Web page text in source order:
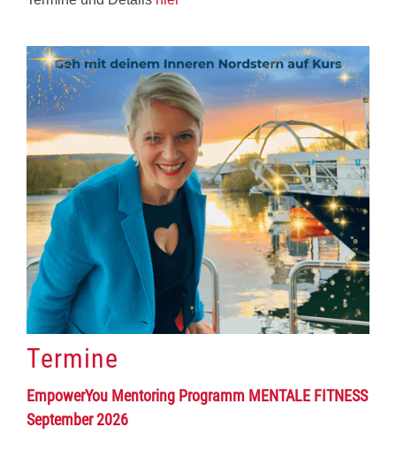
Termine
EmpowerYou Mentoring Programm MENTALE FITNESS
September 2026